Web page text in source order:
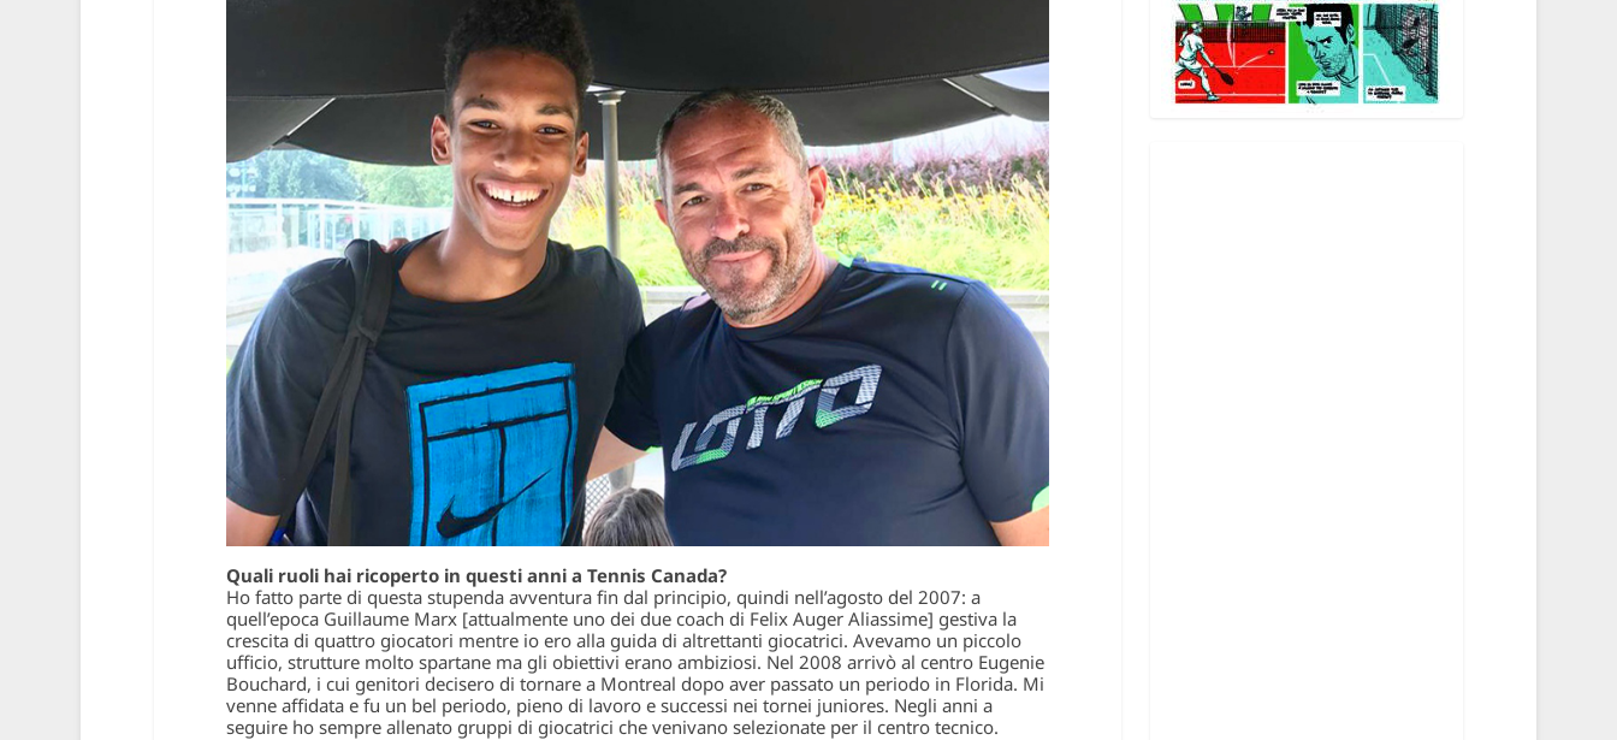
Quali ruoli hai ricoperto in questi anni a Tennis Canada?
Ho fatto parte di questa stupenda avventura fin dal principio, quindi nell’agosto del 2007: a
quell’epoca Guillaume Marx [attualmente uno dei due coach di Felix Auger Aliassime] gestiva la
crescita di quattro giocatori mentre io ero alla guida di altrettanti giocatrici. Avevamo un piccolo
ufficio, strutture molto spartane ma gli obiettivi erano ambiziosi. Nel 2008 arrivò al centro Eugenie
Bouchard, i cui genitori decisero di tornare a Montreal dopo aver passato un periodo in Florida. Mi
venne affidata e fu un bel periodo, pieno di lavoro e successi nei tornei juniores. Negli anni a
seguire ho sempre allenato gruppi di giocatrici che venivano selezionate per il centro tecnico.